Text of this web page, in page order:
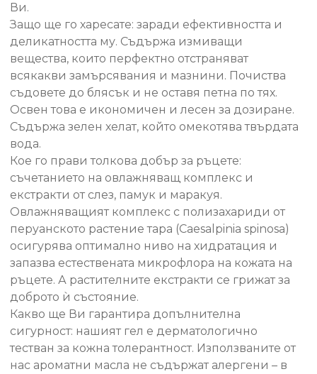
Ви.
Защо ще го харесате: заради ефективността и
деликатността му. Съдържа измиващи
вещества, които перфектно отстраняват
всякакви замърсявания и мазнини. Почиства
съдовете до блясък и не оставя петна по тях.
Освен това е икономичен и лесен за дозиране.
Съдържа зелен хелат, който омекотява твърдата
вода.
Кое го прави толкова добър за ръцете:
съчетанието на овлажняващ комплекс и
екстракти от слез, памук и маракуя.
Овлажняващият комплекс с полизахариди от
перуанското растение тара (Caesalpinia spinosa)
осигурява оптимално ниво на хидратация и
запазва естествената микрофлора на кожата на
ръцете. А растителните екстракти се грижат за
доброто ѝ състояние.
Какво ще Ви гарантира допълнителна
сигурност: нашият гел е дерматологично
тестван за кожна толерантност. Използваните от
нас ароматни масла не съдържат алергени – в